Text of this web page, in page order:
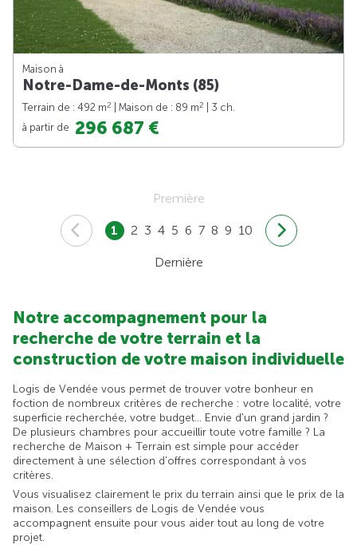
Maison à
Notre-Dame-de-Monts (85)
Terrain de : 492 m2 | Maison de : 89 m2
| 3 ch.
à partir de 296 687 €
Première
1 2 3 4 5 6 7 8 9 10
Dernière
Notre accompagnement pour la
recherche de votre terrain et la
construction de votre maison individuelle
Logis de Vendée vous permet de trouver votre bonheur en
foction de nombreux critères de recherche : votre localité, votre
superficie recherchée, votre budget... Envie d'un grand jardin ?
De plusieurs chambres pour accueillir toute votre famille ? La
recherche de Maison + Terrain est simple pour accéder
directement à une sélection d'offres correspondant à vos
critères.
Vous visualisez clairement le prix du terrain ainsi que le prix de la
maison. Les conseillers de Logis de Vendée vous
accompagnent ensuite pour vous aider tout au long de votre
projet.